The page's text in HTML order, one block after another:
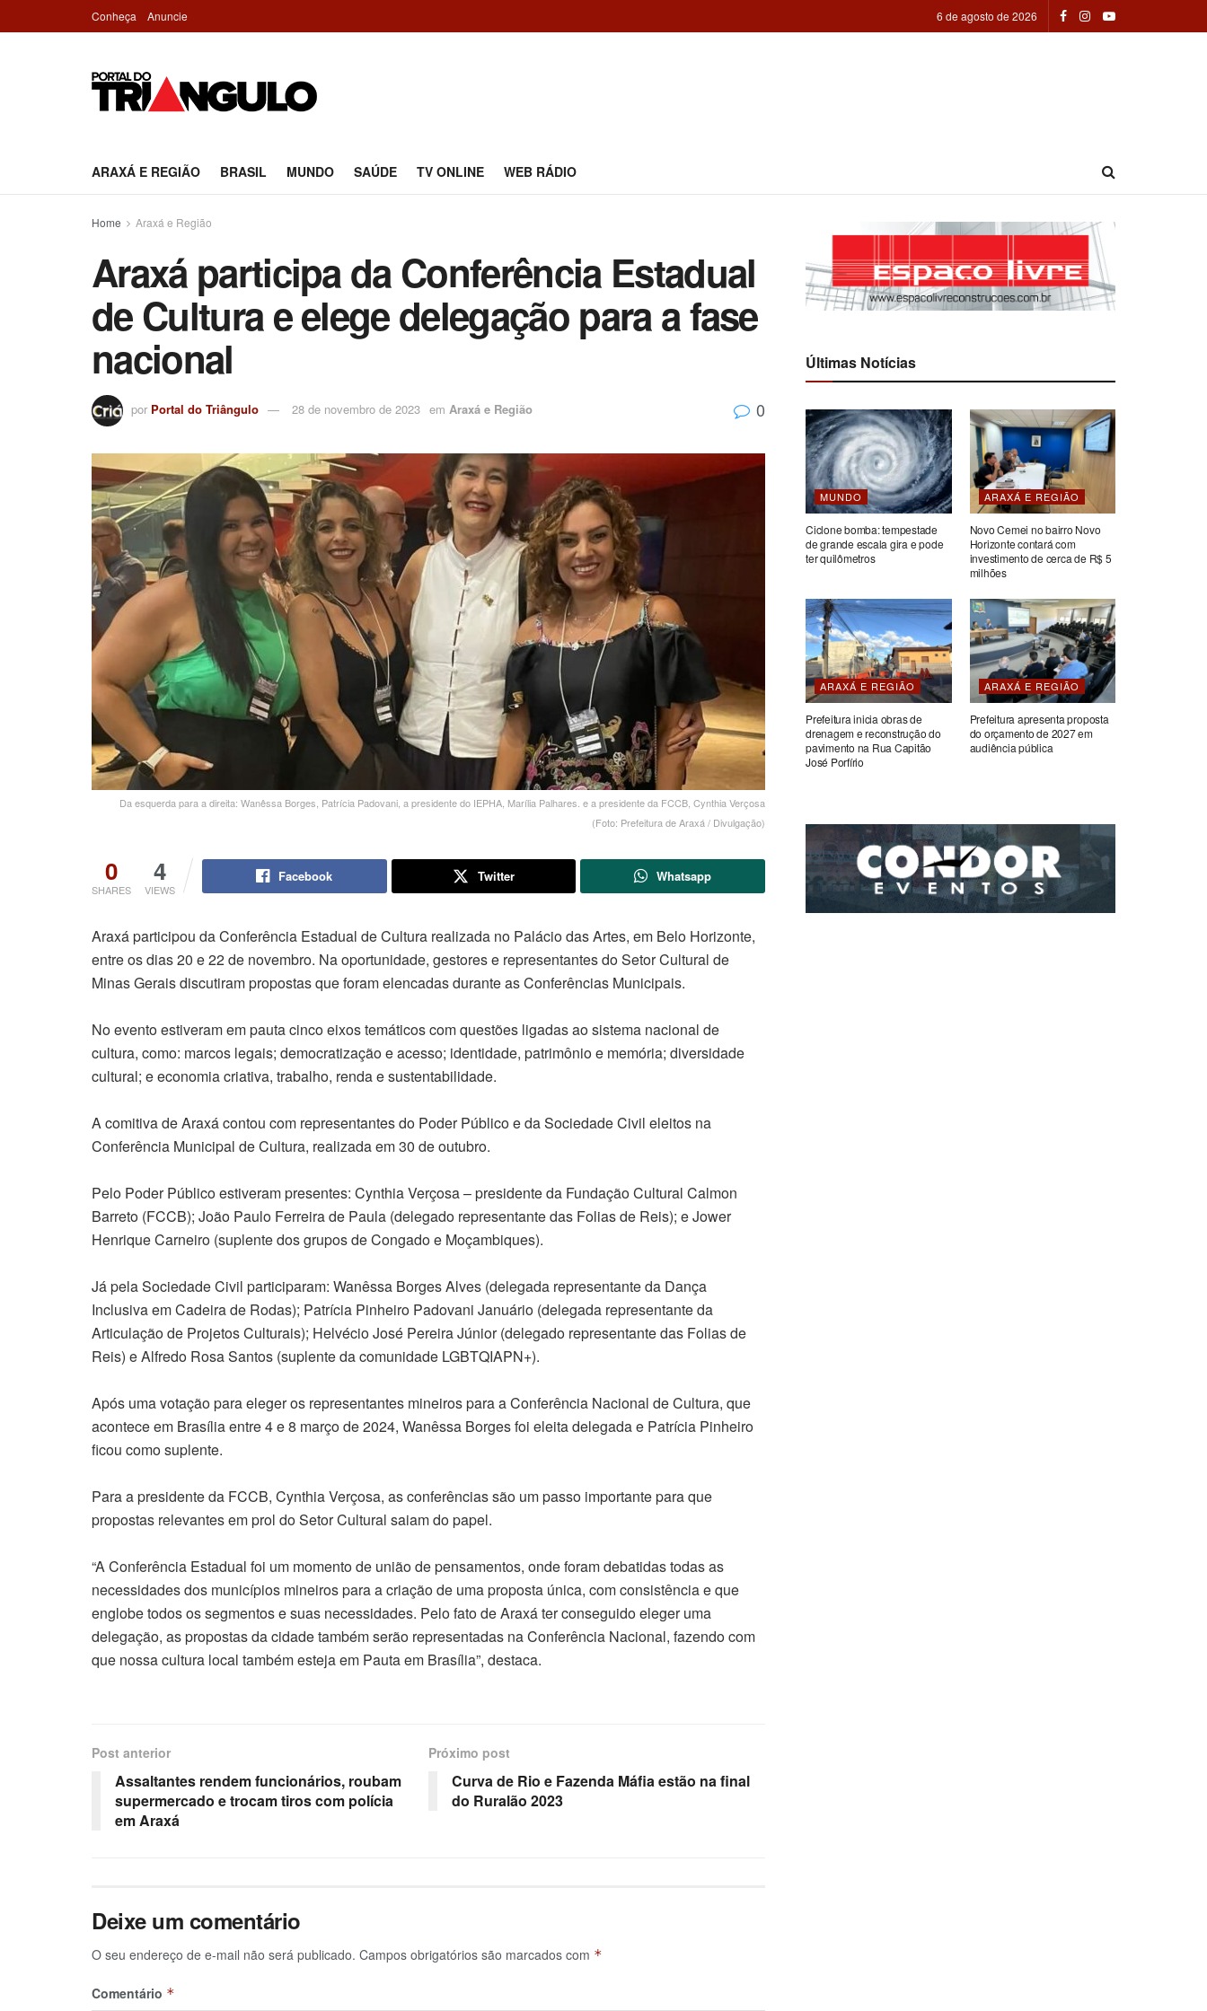
Conheça Anuncie 6 de agosto de 2026
ARAXÁ E REGIÃO BRASIL MUNDO SAÚDE TV ONLINE WEB RÁDIO
Home Araxá e Região
Araxá participa da Conferência Estadual
de Cultura e elege delegação para a fase
nacional
por Portal do Triângulo 28 de novembro de 2023 em Araxá e Região 0
Da esquerda para a direita: Wanêssa Borges, Patrícia Padovani, a presidente do IEPHA, Marília Palhares. e a presidente da FCCB, Cynthia Verçosa
(Foto: Prefeitura de Araxá / Divulgação)
0
SHARES
4
VIEWS
Facebook Twitter Whatsapp
Araxá participou da Conferência Estadual de Cultura realizada no Palácio das Artes, em Belo Horizonte,
entre os dias 20 e 22 de novembro. Na oportunidade, gestores e representantes do Setor Cultural de
Minas Gerais discutiram propostas que foram elencadas durante as Conferências Municipais.
No evento estiveram em pauta cinco eixos temáticos com questões ligadas ao sistema nacional de
cultura, como: marcos legais; democratização e acesso; identidade, patrimônio e memória; diversidade
cultural; e economia criativa, trabalho, renda e sustentabilidade.
A comitiva de Araxá contou com representantes do Poder Público e da Sociedade Civil eleitos na
Conferência Municipal de Cultura, realizada em 30 de outubro.
Pelo Poder Público estiveram presentes: Cynthia Verçosa – presidente da Fundação Cultural Calmon
Barreto (FCCB); João Paulo Ferreira de Paula (delegado representante das Folias de Reis); e Jower
Henrique Carneiro (suplente dos grupos de Congado e Moçambiques).
Já pela Sociedade Civil participaram: Wanêssa Borges Alves (delegada representante da Dança
Inclusiva em Cadeira de Rodas); Patrícia Pinheiro Padovani Januário (delegada representante da
Articulação de Projetos Culturais); Helvécio José Pereira Júnior (delegado representante das Folias de
Reis) e Alfredo Rosa Santos (suplente da comunidade LGBTQIAPN+).
Após uma votação para eleger os representantes mineiros para a Conferência Nacional de Cultura, que
acontece em Brasília entre 4 e 8 março de 2024, Wanêssa Borges foi eleita delegada e Patrícia Pinheiro
ficou como suplente.
Para a presidente da FCCB, Cynthia Verçosa, as conferências são um passo importante para que
propostas relevantes em prol do Setor Cultural saiam do papel.
“A Conferência Estadual foi um momento de união de pensamentos, onde foram debatidas todas as
necessidades dos municípios mineiros para a criação de uma proposta única, com consistência e que
englobe todos os segmentos e suas necessidades. Pelo fato de Araxá ter conseguido eleger uma
delegação, as propostas da cidade também serão representadas na Conferência Nacional, fazendo com
que nossa cultura local também esteja em Pauta em Brasília”, destaca.
Post anterior
Assaltantes rendem funcionários, roubam
supermercado e trocam tiros com polícia
em Araxá
Próximo post
Curva de Rio e Fazenda Máfia estão na final
do Ruralão 2023
Deixe um comentário
O seu endereço de e-mail não será publicado. Campos obrigatórios são marcados com *
Comentário *
Últimas Notícias
MUNDO
Ciclone bomba: tempestade
de grande escala gira e pode
ter quilômetros
ARAXÁ E REGIÃO
Novo Cemei no bairro Novo
Horizonte contará com
investimento de cerca de R$ 5
milhões
ARAXÁ E REGIÃO
Prefeitura inicia obras de
drenagem e reconstrução do
pavimento na Rua Capitão
José Porfírio
ARAXÁ E REGIÃO
Prefeitura apresenta proposta
do orçamento de 2027 em
audiência pública